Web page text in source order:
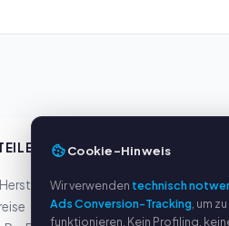
Über uns
Cookie-Hinweis
Wir verwenden technisch
Ads Conversion-Tracking , um
funktionieren. Kein Profiling,